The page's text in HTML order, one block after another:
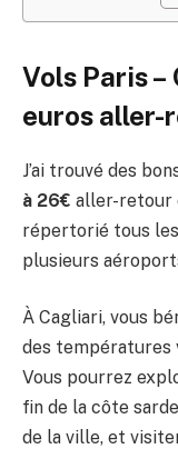
Vols Paris
euros aller-
J’ai trouvé des
à 26€ aller-retour
répertorié tous
plusieurs
À Cagliari, vous
des températures
Vous pourrez
fin de la côte
de la ville, et